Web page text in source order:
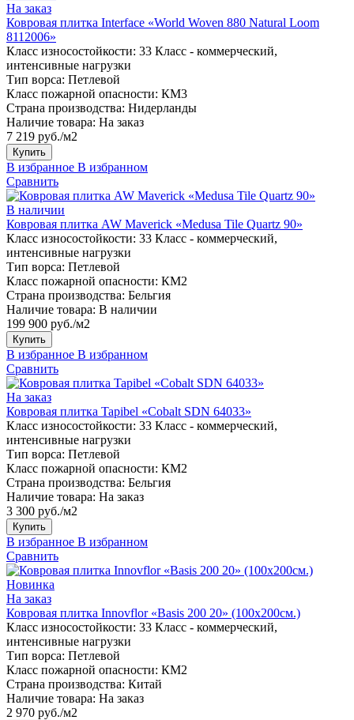
На заказ
Ковровая плитка Interface «World Woven 880 Natural Loom
8112006»
Класс износостойкости: 33 Класс - коммерческий,
интенсивные нагрузки
Тип ворса: Петлевой
Класс пожарной опасности: КМ3
Страна производства: Нидерланды
Наличие товара: На заказ
7 219 руб./м2
Купить
В избранное В избранном
Сравнить
В наличии
Ковровая плитка AW Maverick «Medusa Tile Quartz 90»
Класс износостойкости: 33 Класс - коммерческий,
интенсивные нагрузки
Тип ворса: Петлевой
Класс пожарной опасности: КМ2
Страна производства: Бельгия
Наличие товара: В наличии
199 900 руб./м2
Купить
В избранное В избранном
Сравнить
На заказ
Ковровая плитка Tapibel «Cobalt SDN 64033»
Класс износостойкости: 33 Класс - коммерческий,
интенсивные нагрузки
Тип ворса: Петлевой
Класс пожарной опасности: КМ2
Страна производства: Бельгия
Наличие товара: На заказ
3 300 руб./м2
Купить
В избранное В избранном
Сравнить
Новинка
На заказ
Ковровая плитка Innovflor «Basis 200 20» (100х200см.)
Класс износостойкости: 33 Класс - коммерческий,
интенсивные нагрузки
Тип ворса: Петлевой
Класс пожарной опасности: КМ2
Страна производства: Китай
Наличие товара: На заказ
2 970 руб./м2